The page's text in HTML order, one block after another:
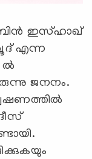
ഇസ്ഹാഖ്
എന്ന
ല്‍
ജനനം.